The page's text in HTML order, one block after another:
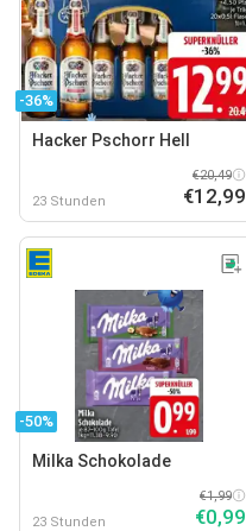
-36%
Hacker Pschorr Hell
23 Stunden
€20,49
€12,99
-50%
Milka Schokolade
23 Stunden
€1,99
€0,99